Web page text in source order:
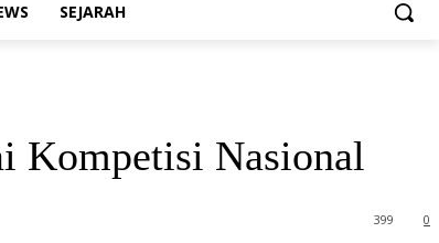
SEJARAH
Kompetisi Nasional
0
399